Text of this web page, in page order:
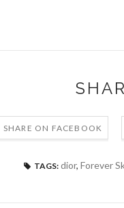
SHARE ON FACEBOOK
TAGS: dior, Forever